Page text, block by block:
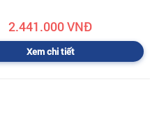
2.441.000 VNĐ
Xem chi tiết